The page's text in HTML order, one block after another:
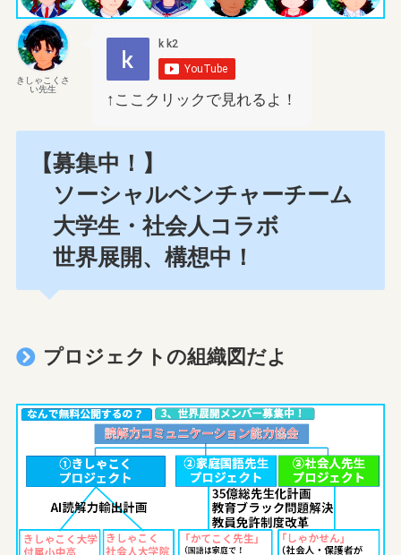
きしゃこくさ
い先生
↑ここクリックで見れるよ！
【募集中！】
ソーシャルベンチャーチーム
大学生・社会人コラボ
世界展開、構想中！
プロジェクトの組織図だよ